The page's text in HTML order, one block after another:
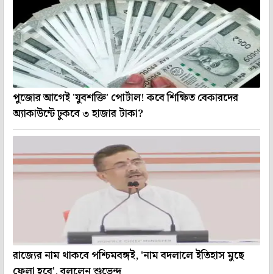
পুজোর আগেই 'যুবশক্তি' পোর্টাল! কবে শিক্ষিত বেকারদের
অ্যাকাউন্টে ঢুকবে ৩ হাজার টাকা?
রাজ্যের নাম থাকবে পশ্চিমবঙ্গই, 'নাম বদলালে ইতিহাস মুছে